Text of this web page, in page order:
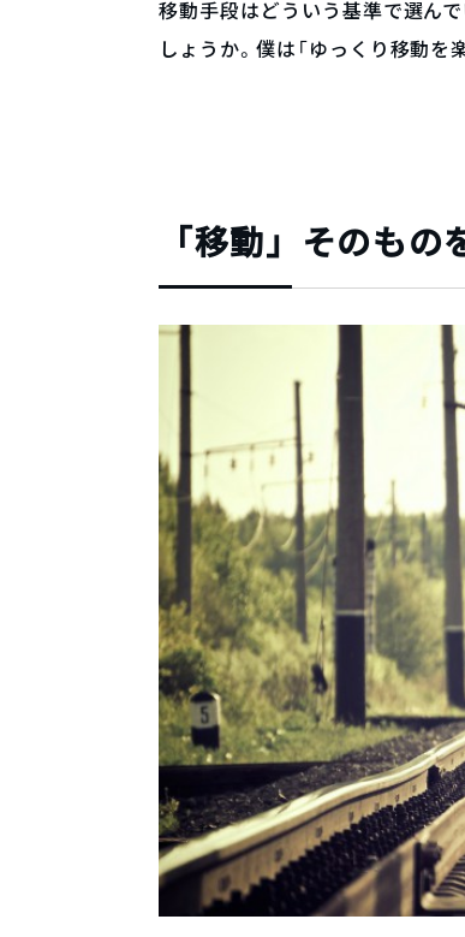
移動手段はどういう基準で選ん
しょうか。僕は「ゆっくり移動を
「移動」そのもの